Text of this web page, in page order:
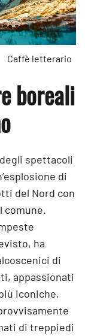
Caffè letterario
boreali
spettacoli
di
del Nord con
comune.
ha
di
appassionati
iconiche,
di treppiedi